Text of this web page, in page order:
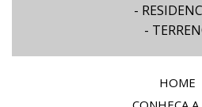
-
-
HOME